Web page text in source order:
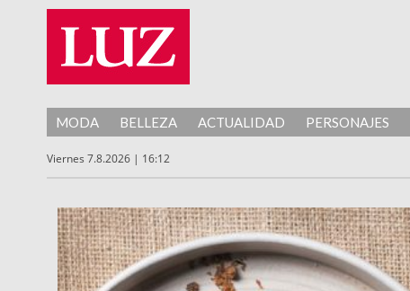
MODA BELLEZA ACTUALIDAD PERSONAJES
Viernes 7.8.2026 | 16:12